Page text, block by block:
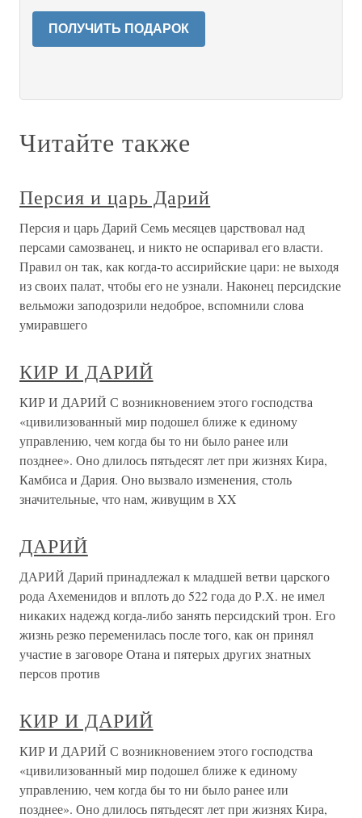
ПОЛУЧИТЬ ПОДАРОК
Читайте также
Персия и царь Дарий
Персия и царь Дарий Семь месяцев царствовал над
персами самозванец, и никто не оспаривал его власти.
Правил он так, как когда-то ассирийские цари: не выходя
из своих палат, чтобы его не узнали. Наконец персидские
вельможи заподозрили недоброе, вспомнили слова
умиравшего
КИР И ДАРИЙ
КИР И ДАРИЙ С возникновением этого господства
«цивилизованный мир подошел ближе к единому
управлению, чем когда бы то ни было ранее или
позднее». Оно длилось пятьдесят лет при жизнях Кира,
Камбиса и Дария. Оно вызвало изменения, столь
значительные, что нам, живущим в XX
ДАРИЙ
ДАРИЙ Дарий принадлежал к младшей ветви царского
рода Ахеменидов и вплоть до 522 года до Р.Х. не имел
никаких надежд когда-либо занять персидский трон. Его
жизнь резко переменилась после того, как он принял
участие в заговоре Отана и пятерых других знатных
персов против
КИР И ДАРИЙ
КИР И ДАРИЙ С возникновением этого господства
«цивилизованный мир подошел ближе к единому
управлению, чем когда бы то ни было ранее или
позднее». Оно длилось пятьдесят лет при жизнях Кира,